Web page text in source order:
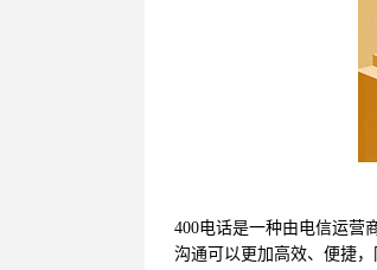
400电话是一种由电信运营
沟通可以更加高效、便捷